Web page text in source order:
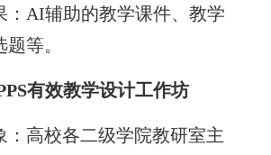
：AI辅助的教学课件、教学
等。
有效教学设计工作坊
：高校各二级学院教研室主